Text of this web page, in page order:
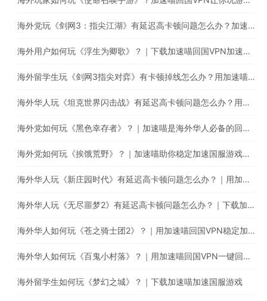
海外党玩《剑网3：指尖江湖》有延迟高卡顿问题怎么办？加速喵助你稳定加速国服游戏
海外用户如何玩《浮生为卿歌》？｜下载加速喵回国VPN加速国服游戏减少卡顿延迟问题
海外留学生玩《剑网3指尖对弈》有卡顿掉线怎么办？用加速喵一键回国稳定加速
海外华人玩《坦克世界闪击战》有延迟高卡顿问题怎么办？用加速喵一键回国稳定加速
海外党如何玩《黑色幸存者》？｜加速喵是海外华人必备的回国游戏加速器
海外党如何玩《挨饿荒野》？｜加速喵助你稳定加速国服游戏，减少延迟卡顿问题
海外华人玩《新庄园时代》有延迟高卡顿问题怎么办？｜用加速喵一键回国稳定加速国服游戏
海外华人玩《无尽噩梦2》有延迟高卡顿问题怎么办？｜下载加速喵回国VPN提升游戏体验
海外华人如何玩《苍之骑士团2》？｜用加速喵回国VPN稳定加速国服游戏
海外华人如何玩《百鬼小村落》？｜用加速喵回国VPN一键回国游戏加速
海外留学生如何玩《梦幻之城》？｜下载加速喵加速国服游戏